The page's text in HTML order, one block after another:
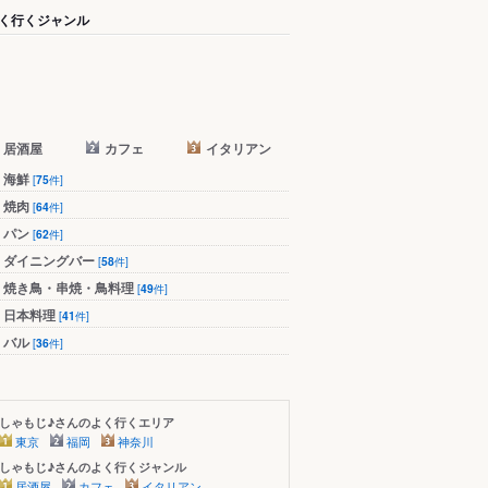
行くジャンル
居酒屋 カフェ
イタリアン
海鮮 [75件]
焼肉 [64件]
パン [62件]
ダイニングバー [58件]
焼き鳥・串焼・鳥料理 [49件]
日本料理 [41件]
バル[36件]
しゃもじ♪さんのよく行くエリア
東京 福岡 神奈川
しゃもじ♪さんのよく行くジャンル